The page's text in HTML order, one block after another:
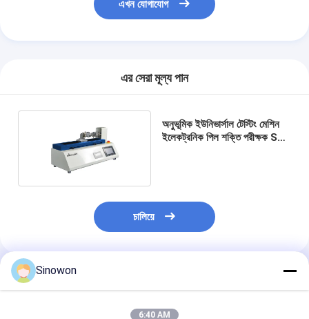
এখন যোগাযোগ
এর সেরা মূল্য পান
অনুভূমিক ইউনিভার্সাল টেস্টিং মেশিন
ইলেকট্রনিক পিল শক্তি পরীক্ষক SL-
চালিয়ে
প্রস্তাবিত পণ্য
Sinowon
6:40 AM